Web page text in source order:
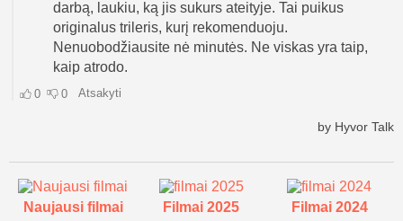
Naujausi filmai Filmai 2025 Filmai 2024